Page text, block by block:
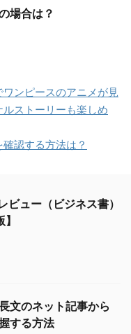
場合は？
ンピースのアニメが見
ストーリーも楽しめ
認する方法は？
ュー（ビジネス書）
文のネット記事から
する方法